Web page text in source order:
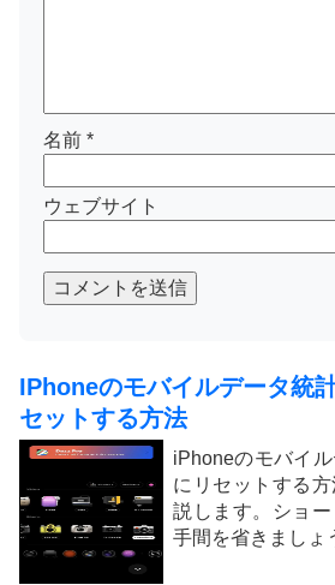
名前 *
ウェブサイト
コメントを送信
IPhoneのモバイルデータ統
セットする方法
iPhoneのモバイ
にリセットする
説します。ショ
手間を省きましょ